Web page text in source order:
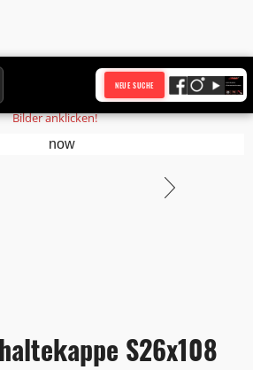
NEUE SUCHE
S26x108
Bilder anklicken!
S26x108